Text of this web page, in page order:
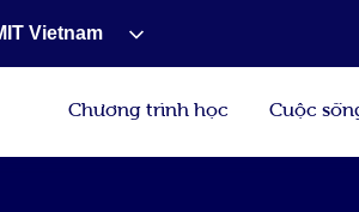
Vietnam
Chương trình học Cuộc